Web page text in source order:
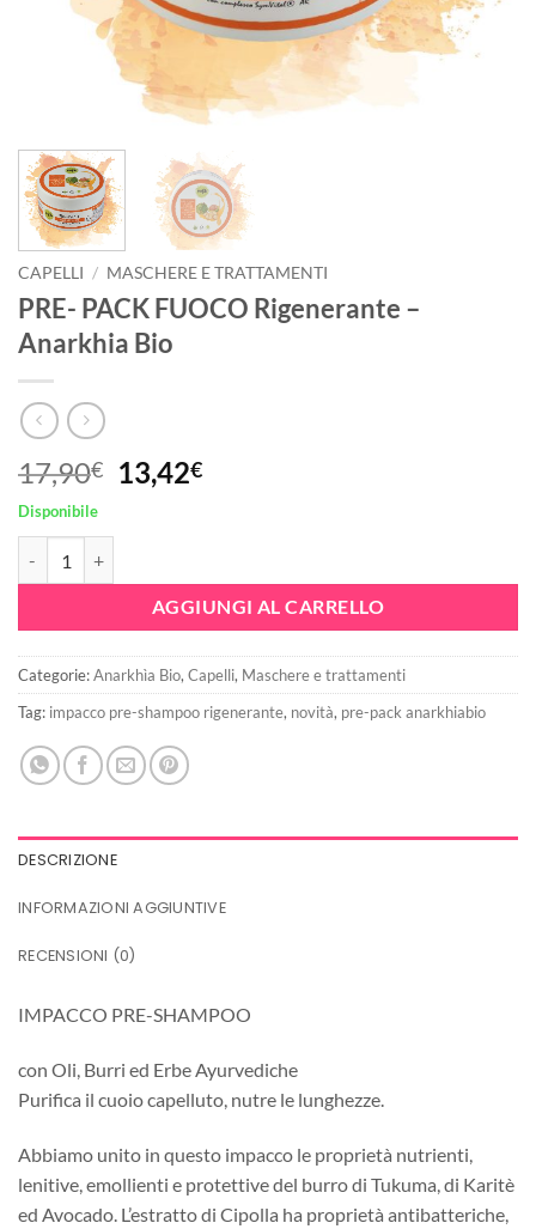
CAPELLI / MASCHERE E TRATTAMENTI
PRE- PACK FUOCO Rigenerante –
Anarkhia Bio
17,90€
Il
prezzo
17,90€.
13,42€Il
13,42€.
Disponibile
AGGIUNGI AL CARRELLO
Categorie:Anarkhìa Bio, Capelli, Maschere e trattamenti
Tag: impacco pre-shampoo rigenerante, novità, pre-pack anarkhiabio
DESCRIZIONE
INFORMAZIONI AGGIUNTIVE
RECENSIONI (0)
IMPACCO PRE-SHAMPOO
con Oli, Burri ed Erbe Ayurvediche
Purifica il cuoio capelluto, nutre le lunghezze.
Abbiamo unito in questo impacco le proprietà nutrienti,
lenitive, emollienti e protettive del burro di Tukuma, di Karitè
ed Avocado. L’estratto di Cipolla ha proprietà antibatteriche,